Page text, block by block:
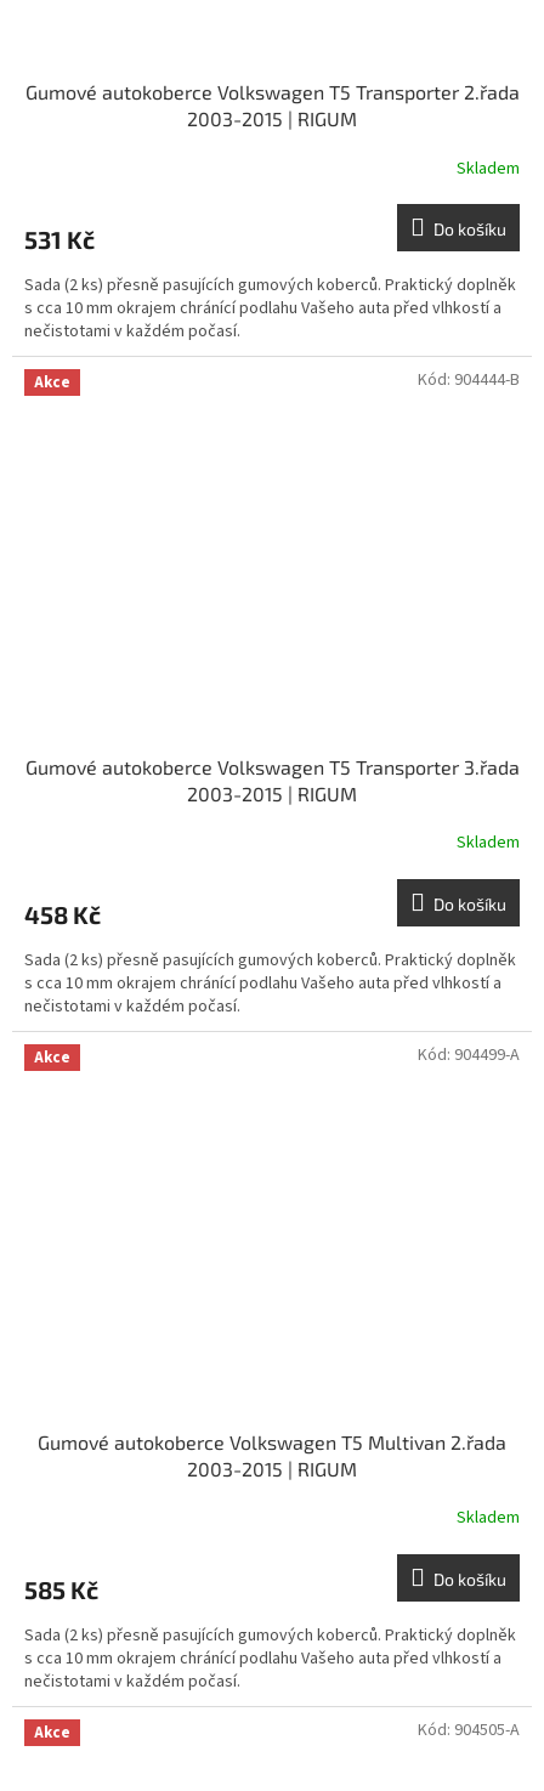
Gumové autokoberce Volkswagen T5 Transporter 2.řada
2003-2015 | RIGUM
Skladem
531 Kč Do košíku
Sada (2 ks) přesně pasujících gumových koberců. Praktický doplněk
s cca 10 mm okrajem chránící podlahu Vašeho auta před vlhkostí a
nečistotami v každém počasí.
Akce
Gumové autokoberce Volkswagen T5 Transporter 3.řada
2003-2015 | RIGUM
Skladem
458 Kč Do košíku
Sada (2 ks) přesně pasujících gumových koberců. Praktický doplněk
s cca 10 mm okrajem chránící podlahu Vašeho auta před vlhkostí a
nečistotami v každém počasí.
Kód: 904444-B
Akce
Gumové autokoberce Volkswagen T5 Multivan 2.řada
2003-2015 | RIGUM
Skladem
585 Kč Do košíku
Sada (2 ks) přesně pasujících gumových koberců. Praktický doplněk
s cca 10 mm okrajem chránící podlahu Vašeho auta před vlhkostí a
nečistotami v každém počasí.
Kód: 904499-A
Akce Kód: 904505-A